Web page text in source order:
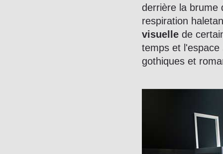
derrière la brume
respiration
visuelle de
temps et
gothiques et